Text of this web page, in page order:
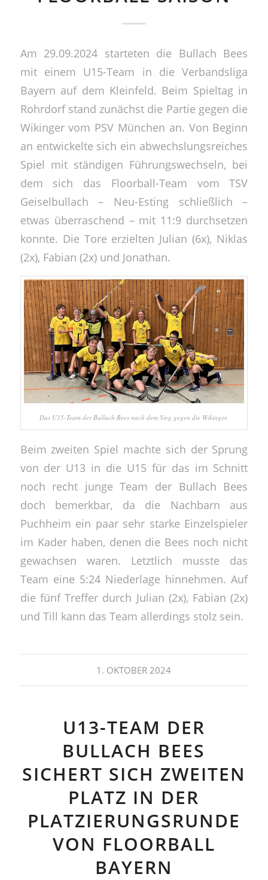
Am 29.09.2024 starteten die Bullach Bees
mit einem U15-Team in die Verbandsliga
Bayern auf dem Kleinfeld. Beim Spieltag in
Rohrdorf stand zunächst die Partie gegen die
Wikinger vom PSV München an. Von Beginn
an entwickelte sich ein abwechslungsreiches
Spiel mit ständigen Führungswechseln, bei
dem sich das Floorball-Team vom TSV
Geiselbullach – Neu-Esting schließlich –
etwas überraschend – mit 11:9 durchsetzen
konnte. Die Tore erzielten Julian (6x), Niklas
(2x), Fabian (2x) und Jonathan.
Das U15-Team der Bullach Bees nach dem Sieg gegen die Wikinger.
Beim zweiten Spiel machte sich der Sprung
von der U13 in die U15 für das im Schnitt
noch recht junge Team der Bullach Bees
doch bemerkbar, da die Nachbarn aus
Puchheim ein paar sehr starke Einzelspieler
im Kader haben, denen die Bees noch nicht
gewachsen waren. Letztlich musste das
Team eine 5:24 Niederlage hinnehmen. Auf
die fünf Treffer durch Julian (2x), Fabian (2x)
und Till kann das Team allerdings stolz sein.
1. OKTOBER 2024
U13-TEAM DER
BULLACH BEES
SICHERT SICH ZWEITEN
PLATZ IN DER
PLATZIERUNGSRUNDE
VON FLOORBALL
BAYERN